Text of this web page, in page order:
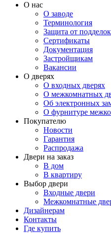
О нас
О заводе
Терминология
Защита от подделок
Сертификаты
Документация
Застройщикам
Вакансии
О дверях
О входных дверях
О межкомнатных
Об электронных
О фурнитуре
Покупателю
Новости
Гарантия
Распродажа
Двери на заказ
В дом
В квартиру
Выбор двери
Входные двери
Межкомнатные
Дизайнерам
Контакты
Где купить